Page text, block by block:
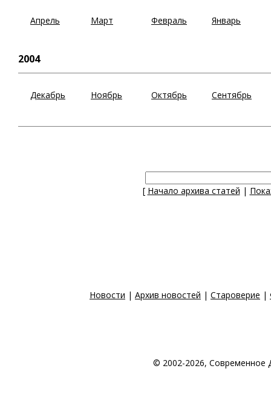
Апрель Март Февраль Январь
2004
Декабрь Ноябрь Октябрь Сентябрь
[ Начало архива статей |
Новости | Архив новостей | Староверие |
© 2002-2026, Современное